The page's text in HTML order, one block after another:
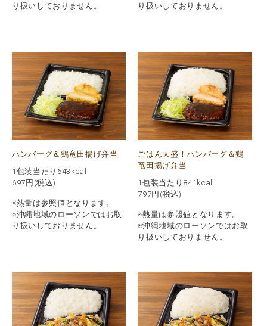
り扱いしておりません。
り扱いしておりません。
ハンバーグ＆鶏竜田揚げ弁当
1包装当たり643kcal
697 円(税込)
※熱量は参照値となります。
※沖縄地域のローソンではお取
り扱いしておりません。
ごはん大盛！ハンバーグ＆鶏
竜田揚げ弁当
1包装当たり841kcal
797円(税込)
※熱量は参照値となります。
※沖縄地域のローソンではお取
り扱いしておりません。